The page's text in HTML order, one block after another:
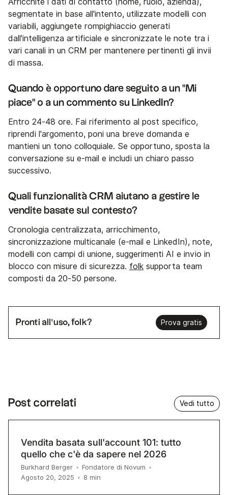
segmentate in base all'intento, utilizzate modelli con
variabili, aggiungete rompighiaccio generati
dall'intelligenza artificiale e sincronizzate le note tra i
vari canali in un CRM per mantenere pertinenti gli invii
di massa.
Quando è opportuno dare seguito a un "Mi
piace" o a un commento su LinkedIn?
Entro 24-48 ore. Fai riferimento al post specifico,
riprendi l'argomento, poni una breve domanda e
mantieni un tono colloquiale. Se opportuno, sposta la
conversazione su e-mail e includi un chiaro passo
successivo.
Quali funzionalità CRM aiutano a gestire le
vendite basate sul contesto?
Cronologia centralizzata, arricchimento,
sincronizzazione multicanale (e-mail e LinkedIn), note,
modelli con campi di unione, suggerimenti AI e invio in
blocco con misure di sicurezza. folk supporta team
composti da 20-50 persone.
Pronti all'uso, folk? Prova gratis
Post correlati Vedi tutto
Vendita basata sull'account 101: tutto
quello che c'è da sapere nel 2026
Burkhard Berger • Fondatore di Novum •
Agosto 20, 2025 • 8 min